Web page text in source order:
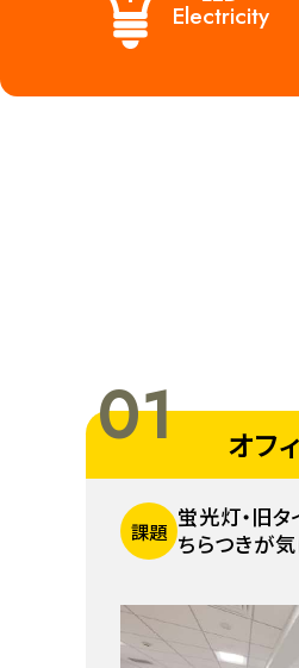
Electricity
01 オフ
課題 蛍光灯・旧
ちらつきが